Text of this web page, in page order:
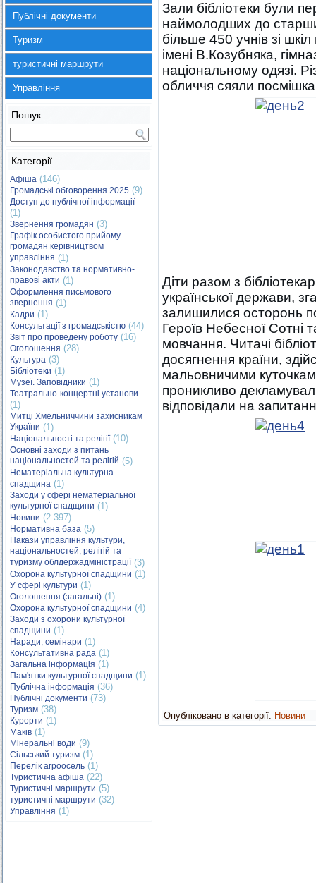
Публічні документи
Туризм
туристичні маршрути
Управління
Пошук
Категорії
Афіша (146)
Громадські обговорення 2025 (9)
Доступ до публічної інформації
(1)
Звернення громадян (3)
Графік особистого прийому
громадян керівництвом
управління (1)
Законодавство та нормативно-
правові акти (1)
Оформлення письмового
звернення (1)
Кадри (1)
Консультації з громадськістю (44)
Звіт про проведену роботу (16)
Оголошення (28)
Культура (3)
Бібліотеки (1)
Музеї. Заповідники (1)
Театрально-концертні установи
(1)
Митці Хмельниччини захисникам
України (1)
Національності та релігії(10)
Основні заходи з питань
національностей та релігій (5)
Нематеріальна культурна
спадщина (1)
Заходи у сфері нематеріальної
культурної спадщини (1)
Новини (2 397)
Нормативна база (5)
Накази управління культури,
національностей, релігій та
туризму облдержадміністрації(3)
Охорона культурної спадщини (1)
У сфері культури (1)
Оголошення (загальні) (1)
Охорона культурної спадщини (4)
Заходи з охорони культурної
спадщини (1)
Наради, семінари (1)
Консультативна рада (1)
Загальна інформація (1)
Пам'ятки культурної спадщини (1)
Публічна інформація (36)
Публічні документи (73)
Туризм (38)
Курорти (1)
Маків (1)
Мінеральні води (9)
Сільський туризм (1)
Перелік агроосель (1)
Туристична афіша (22)
Туристичні маршрути (5)
туристичні маршрути (32)
Управління (1)
Зали бібліотеки були
наймолодших до
більше 450 учнів зі
імені В.Козубняка,
національному одязі.
обличчя сяяли
Діти разом з
української держави,
залишилися осторонь
Героїв Небесної Сотні
мовчання. Читачі
досягнення країни,
мальовничими
проникливо
відповідали на
Опубліковано в категорії: Новини